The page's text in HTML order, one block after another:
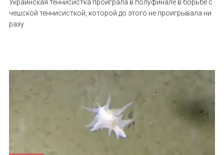
Украинская теннисистка проиграла в полуфинале в борьбе с
чешской теннисисткой, которой до этого не проигрывала ни
разу